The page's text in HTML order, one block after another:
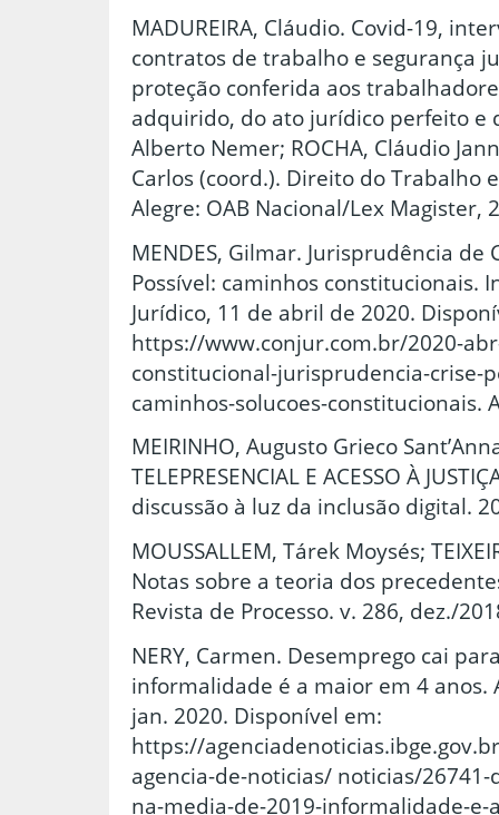
MADUREIRA, Cláudio. Covid-19,
contratos de trabalho e segurança
proteção conferida aos
adquirido, do ato jurídico perfeito e
Alberto Nemer; ROCHA, Cláudio
Carlos (coord.). Direito do Trabalho
Alegre: OAB Nacional/Lex Magister,
MENDES, Gilmar. Jurisprudência de
Possível: caminhos constitucionais.
Jurídico, 11 de abril de 2020.
https://www.conjur.com.br/2020-
constitucional-jurisprudencia-crise-
caminhos-solucoes-constitucionais.
MEIRINHO, Augusto Grieco
TELEPRESENCIAL E ACESSO À
discussão à luz da inclusão digital.
MOUSSALLEM, Tárek Moysés;
Notas sobre a teoria dos
Revista de Processo. v. 286, dez./
NERY, Carmen. Desemprego cai
informalidade é a maior em 4 anos.
jan. 2020. Disponível em:
https://
agencia-de-noticias/ noticias/
na-media-de-2019-informalidade-e-